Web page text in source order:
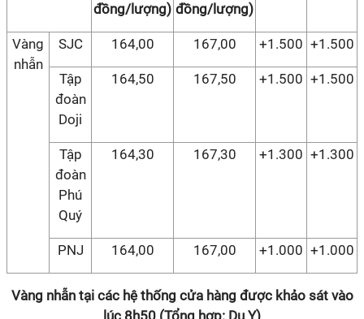
đồng/lượng) đồng/lượng)
Vàng
nhẫn
SJC 164,00 167,00 +1.500 +1.500
Tập
đoàn
Doji
164,50 167,50 +1.500 +1.500
Tập
đoàn
Phú
Quý
164,30 167,30 +1.300 +1.300
PNJ 164,00 167,00 +1.000 +1.000
Vàng nhẫn tại các hệ thống cửa hàng được khảo sát vào
lúc 8h50 (Tổng hợp: Du Y)